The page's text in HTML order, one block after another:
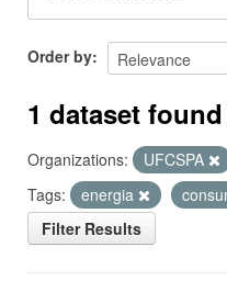
About
Order by
1 dataset found
Organizations: UFCSPA
Tags:
energia
Filter Results